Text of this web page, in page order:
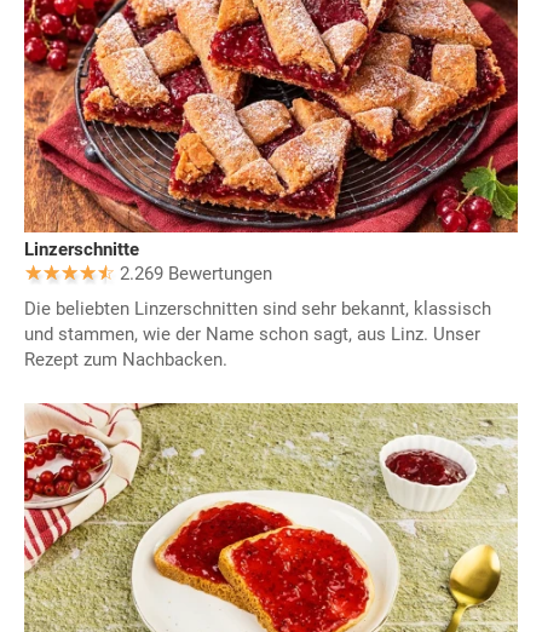
Linzerschnitte
2.269 Bewertungen
Die beliebten Linzerschnitten sind sehr bekannt, klassisch
und stammen, wie der Name schon sagt, aus Linz. Unser
Rezept zum Nachbacken.